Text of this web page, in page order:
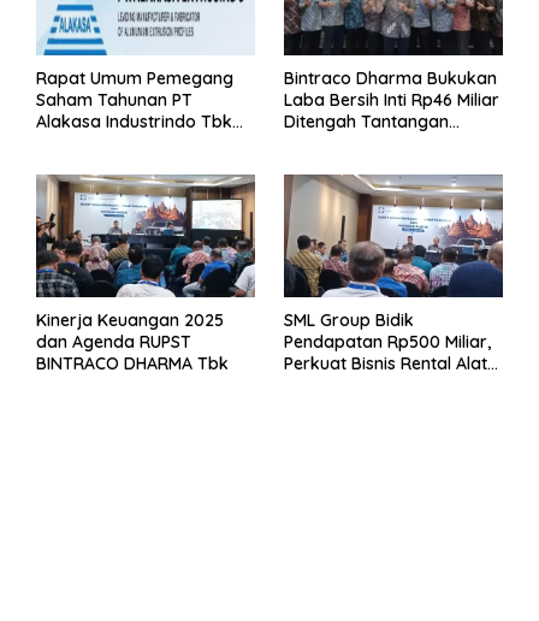
Rapat Umum Pemegang
Saham Tahunan PT
Alakasa Industrindo Tbk
Bintraco Dharma Bukukan
Laba Bersih Inti Rp46 Miliar
Ditengah Tantangan
Kinerja Keuangan 2025
dan Agenda RUPST
BINTRACO DHARMA Tbk
SML Group Bidik
Pendapatan Rp500 Miliar,
Perkuat Bisnis Rental Alat